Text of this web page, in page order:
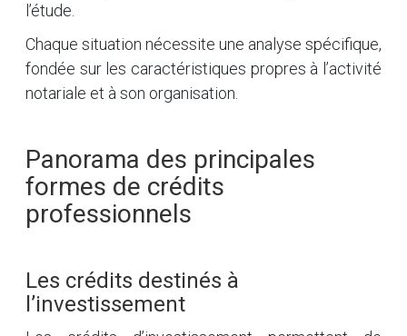
l’étude.
Chaque situation nécessite une analyse spécifique,
fondée sur les caractéristiques propres à l’activité
notariale et à son organisation.
Panorama des principales
formes de crédits
professionnels
Les crédits destinés à
l’investissement